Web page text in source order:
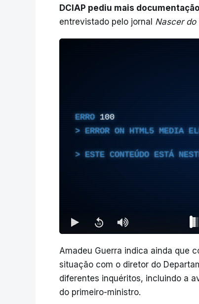
DCIAP pediu mais
entrevistado pelo jornal Nascer do
ERRO 100
ERROR ON HTML5 MEDIA
ESTE CONTEÚDO ESTÁ
Amadeu Guerra indica ainda que
situação com o diretor do
diferentes inquéritos, incluindo a
do primeiro-ministro.